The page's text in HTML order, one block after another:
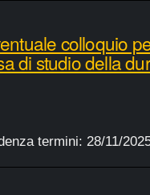
colloquio
di studio della
termini: 28/11/